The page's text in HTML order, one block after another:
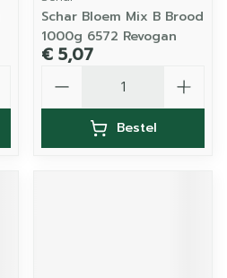
Schar Bloem Mix B Brood
1000g 6572 Revogan
€ 5,07
Bestel